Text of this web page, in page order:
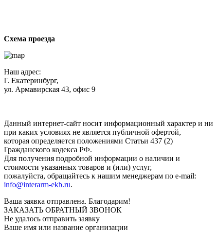
Схема проезда
Наш адрес:
Г. Екатеринбург,
ул. Армавирская 43, офис 9
Данный интернет-сайт носит информационный характер и ни
при каких условиях не является публичной офертой,
которая определяется положениями Статьи 437 (2)
Гражданского кодекса РФ.
Для получения подробной информации о наличии и
стоимости указанных товаров и (или) услуг,
пожалуйста, обращайтесь к нашим менеджерам по e-mail:
info@interarm-ekb.ru.
Ваша заявка отправлена. Благодарим!
ЗАКАЗАТЬ ОБРАТНЫЙ ЗВОНОК
Не удалось отправить заявку
Ваше имя или название организации